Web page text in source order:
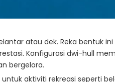
atau dek. Reka bentuk
Konfigurasi dwi-hull
bergelora.
aktiviti rekreasi seperti